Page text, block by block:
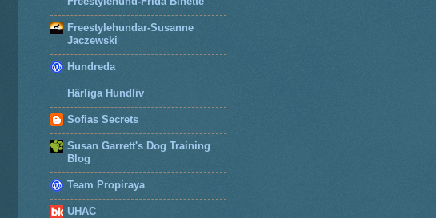
Freestylehundar-Susanne
Jaczewski
Hundreda
Härliga Hundliv
Sofias Secrets
Susan Garrett's Dog Training
Blog
Team Propiraya
UHAC